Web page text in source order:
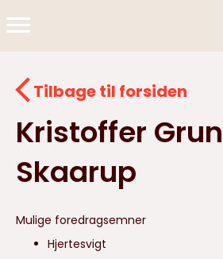
Tilbage til forsiden
Kristoffer
Skaarup
Mulige foredragsemner
Hjertesvigt